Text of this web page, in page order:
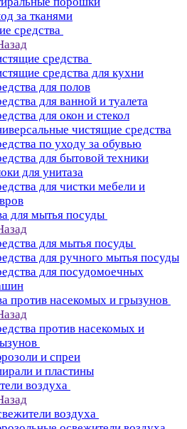
за тканями
средства
средства
средства для кухни
для полов
для ванной и туалета
для окон и стекол
чистящие средства
по уходу за обувью
для бытовой техники
для унитаза
для чистки мебели и
для мытья посуды
для мытья посуды
для ручного мытья посуды
для посудомоечных
против насекомых и грызунов
против насекомых и
и спреи
и пластины
воздуха
воздуха